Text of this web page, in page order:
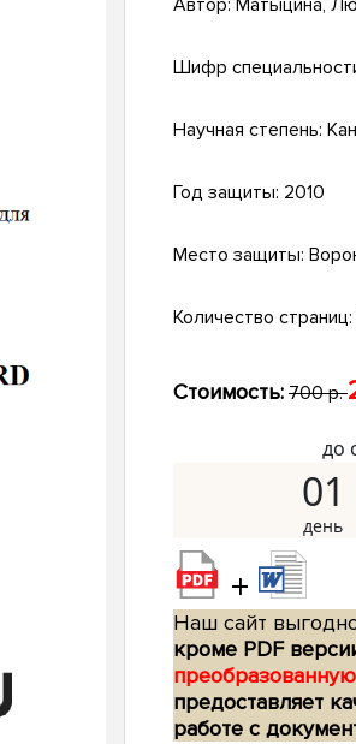
Автор: Матыцина,
Шифр
Научная степень:
Год защиты: 2010
Место защиты:
Количество страниц:
Стоимость: 700 р.
до
01
+
Наш сайт
кроме PDF
предоставляет
работе с